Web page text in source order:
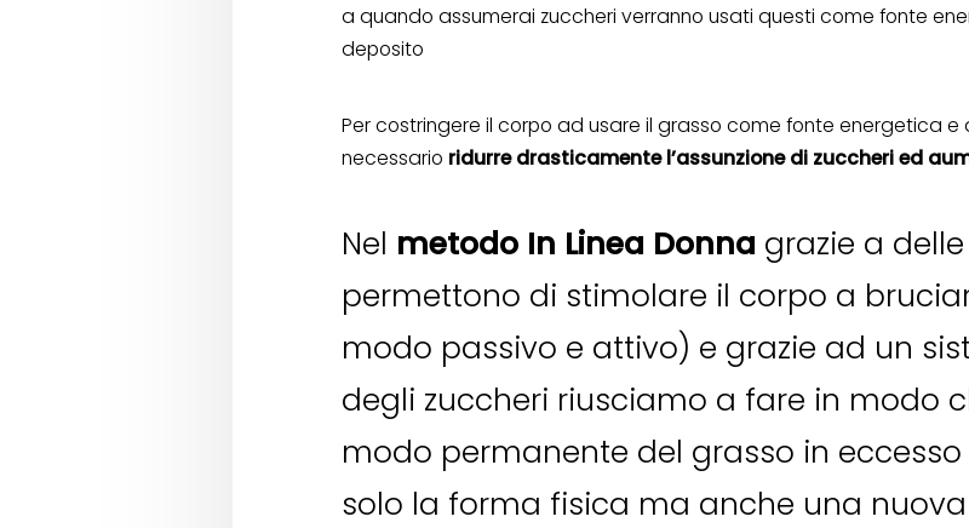
a quando assumerai zuccheri verranno usati questi come fonte
deposito
Per costringere il corpo ad usare il grasso come fonte energetica e
necessario ridurre drasticamente l’assunzione di zuccheri ed
Nel metodo In Linea Donna grazie a
permettono di stimolare il corpo a
modo passivo e attivo) e grazie ad un
degli zuccheri riusciamo a fare in modo
modo permanente del grasso in
solo la forma fisica ma anche una